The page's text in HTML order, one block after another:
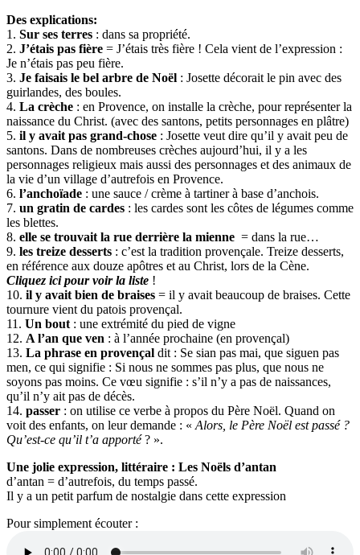
Des explications:
1. Sur ses terres : dans sa propriété.
2. J’étais pas fière = J’étais très fière ! Cela vient de l’expression :
Je n’étais pas peu fière.
3. Je faisais le bel arbre de Noël : Josette décorait le pin avec des
guirlandes, des boules.
4. La crèche : en Provence, on installe la crèche, pour représenter la
naissance du Christ. (avec des santons, petits personnages en plâtre)
5. il y avait pas grand-chose : Josette veut dire qu’il y avait peu de
santons. Dans de nombreuses crèches aujourd’hui, il y a les
personnages religieux mais aussi des personnages et des animaux de
la vie d’un village d’autrefois en Provence.
6. l’anchoïade : une sauce / crème à tartiner à base d’anchois.
7. un gratin de cardes : les cardes sont les côtes de légumes comme
les blettes.
8. elle se trouvait la rue derrière la mienne = dans la rue…
9. les treize desserts : c’est la tradition provençale. Treize desserts,
en référence aux douze apôtres et au Christ, lors de la Cène.
Cliquez ici pour voir la liste !
10. il y avait bien de braises = il y avait beaucoup de braises. Cette
tournure vient du patois provençal.
11. Un bout : une extrémité du pied de vigne
12. A l’an que ven : à l’année prochaine (en provençal)
13. La phrase en provençal dit : Se sian pas mai, que siguen pas
men, ce qui signifie : Si nous ne sommes pas plus, que nous ne
soyons pas moins. Ce vœu signifie : s’il n’y a pas de naissances,
qu’il n’y ait pas de décès.
14. passer : on utilise ce verbe à propos du Père Noël. Quand on
voit des enfants, on leur demande : « Alors, le Père Noël est passé ?
Qu’est-ce qu’il t’a apporté? ».
Une jolie expression, littéraire : Les Noëls d’antan
d’antan = d’autrefois, du temps passé.
Il y a un petit parfum de nostalgie dans cette expression
Pour simplement écouter :